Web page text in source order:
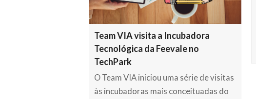
Team VIA visita a Incubadora
Tecnológica da Feevale no
TechPark
O Team VIA iniciou uma série de visitas
às incubadoras mais conceituadas do